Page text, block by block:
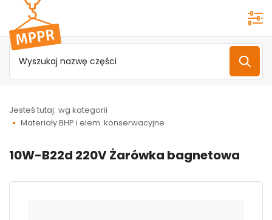
Przejdź do
menu
głównego
Jesteś tutaj: wg kategorii
Materiały BHP i elem. konserwacyjne
10W-B22d 220V Żarówka bagnetowa